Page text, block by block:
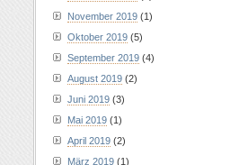
November 2019 (1)
Oktober 2019 (5)
September 2019 (4)
August 2019 (2)
Juni 2019 (3)
Mai 2019 (1)
April 2019 (2)
März 2019 (1)